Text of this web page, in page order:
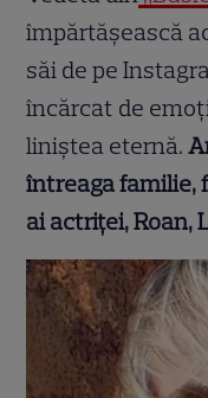
împărtășească
săi de pe
încărcat de
liniștea eternă.
întreaga familie,
ai actriței, Roan,